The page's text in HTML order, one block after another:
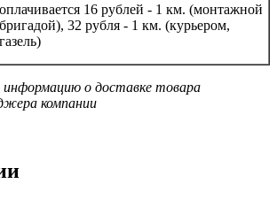
оплачивается 16 рублей - 1 км. (монтажной
бригадой), 32 рубля - 1 км. (курьером,
газель)
информацию о доставке товара
компании